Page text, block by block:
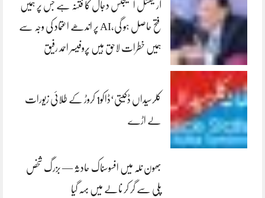
آرٹیفشل انٹلیجنس دجال کا فتنہ ہے جس پر ہمیں
فتح حاصل ہو گی،AI پر اندھے اعتماد کی وجہ سے
ہمیں خطرات لاحق ہیں پروفیسر احمد رفیق
کلرسیداں ڈکیتی‘ڈاکو1 کروڑ کے طلائی زیورات
لے اڑے
بھون نلہ میں افسوسناک حادثہ — بزرگ شخص
پلی سے گر کر نالے میں بہہ گیا